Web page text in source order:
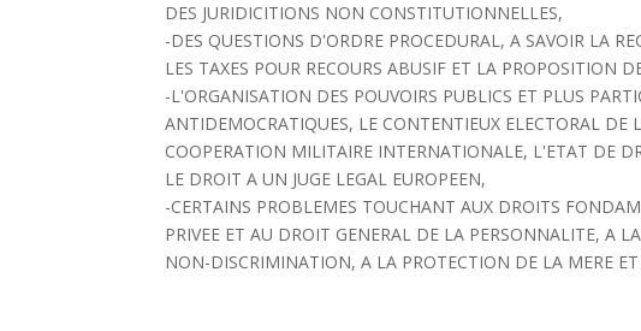
DES JURIDICITIONS NON CONSTITUTIONNELLES,
-DES QUESTIONS D'ORDRE PROCEDURAL, A SAVOIR LA
LES TAXES POUR RECOURS ABUSIF ET LA PROPOSITION
-L'ORGANISATION DES POUVOIRS PUBLICS ET PLUS
ANTIDEMOCRATIQUES, LE CONTENTIEUX ELECTORAL
COOPERATION MILITAIRE INTERNATIONALE, L'ETAT DE
LE DROIT A UN JUGE LEGAL EUROPEEN,
-CERTAINS PROBLEMES TOUCHANT AUX DROITS
PRIVEE ET AU DROIT GENERAL DE LA PERSONNALITE, A
NON-DISCRIMINATION, A LA PROTECTION DE LA MERE